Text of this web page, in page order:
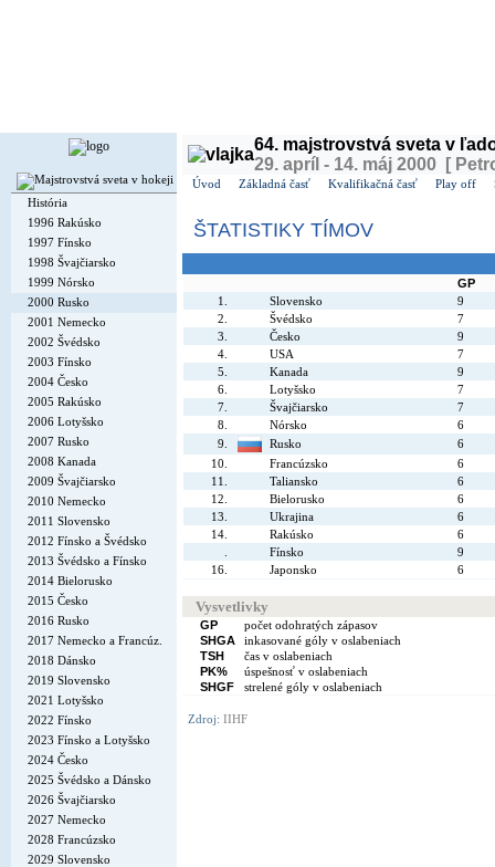
História
1996 Rakúsko
1997 Fínsko
1998 Švajčiarsko
1999 Nórsko
2000 Rusko
2001 Nemecko
2002 Švédsko
2003 Fínsko
2004 Česko
2005 Rakúsko
2006 Lotyšsko
2007 Rusko
2008 Kanada
2009 Švajčiarsko
2010 Nemecko
2011 Slovensko
2012 Fínsko a Švédsko
2013 Švédsko a Fínsko
2014 Bielorusko
2015 Česko
2016 Rusko
2017 Nemecko a Francúz.
2018 Dánsko
2019 Slovensko
2021 Lotyšsko
2022 Fínsko
2023 Fínsko a Lotyšsko
2024 Česko
2025 Švédsko a Dánsko
2026 Švajčiarsko
2027 Nemecko
2028 Francúzsko
2029 Slovensko
64. majstrovstvá sveta v
29. apríl - 14. máj 2000 [
Úvod Základná časť Kvalifikačná časť Play off
ŠTATISTIKY TÍMOV
GP
1.
Slovensko
9
2.
Švédsko
7
3.
Česko
9
4.
USA
7
5.
Kanada
9
6.
Lotyšsko
7
7.
Švajčiarsko
7
8.
Nórsko
6
9.
Rusko
6
10.
Francúzsko
6
11.
Taliansko
6
12.
Bielorusko
6
13.
Ukrajina
6
14.
Rakúsko
6
Fínsko
9
16.
Japonsko 6
Vysvetlivky
GP
počet odohratých zápasov
SHGA
inkasované góly v oslabeniach
TSH
čas v oslabeniach
PK%
úspešnosť v oslabeniach
SHGF
strelené góly v oslabeniach
Zdroj: IIHF